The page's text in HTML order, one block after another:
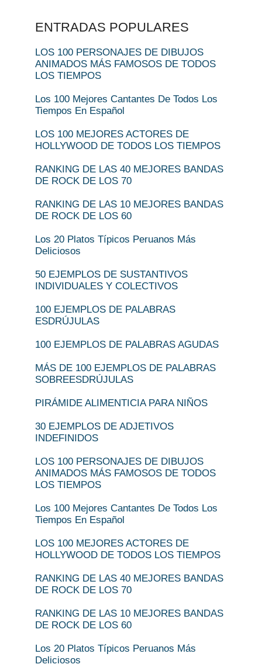
ENTRADAS POPULARES
LOS 100 PERSONAJES DE DIBUJOS
ANIMADOS MÁS FAMOSOS DE TODOS
LOS TIEMPOS
Los 100 Mejores Cantantes De Todos Los
Tiempos En Español
LOS 100 MEJORES ACTORES DE
HOLLYWOOD DE TODOS LOS TIEMPOS
RANKING DE LAS 40 MEJORES BANDAS
DE ROCK DE LOS 70
RANKING DE LAS 10 MEJORES BANDAS
DE ROCK DE LOS 60
Los 20 Platos Típicos Peruanos Más
Deliciosos
50 EJEMPLOS DE SUSTANTIVOS
INDIVIDUALES Y COLECTIVOS
100 EJEMPLOS DE PALABRAS
ESDRÚJULAS
100 EJEMPLOS DE PALABRAS AGUDAS
MÁS DE 100 EJEMPLOS DE PALABRAS
SOBREESDRÚJULAS
PIRÁMIDE ALIMENTICIA PARA NIÑOS
30 EJEMPLOS DE ADJETIVOS
INDEFINIDOS
LOS 100 PERSONAJES DE DIBUJOS
ANIMADOS MÁS FAMOSOS DE TODOS
LOS TIEMPOS
Los 100 Mejores Cantantes De Todos Los
Tiempos En Español
LOS 100 MEJORES ACTORES DE
HOLLYWOOD DE TODOS LOS TIEMPOS
RANKING DE LAS 40 MEJORES BANDAS
DE ROCK DE LOS 70
RANKING DE LAS 10 MEJORES BANDAS
DE ROCK DE LOS 60
Los 20 Platos Típicos Peruanos Más
Deliciosos